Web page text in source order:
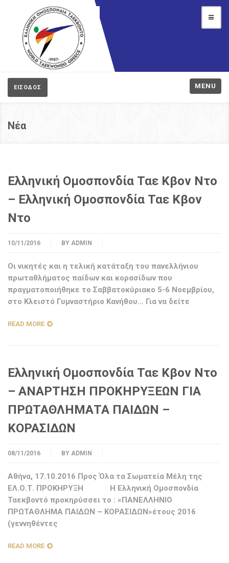
ΕΙΣΟΔΟΣ MENU
Νέα
Ελληνική Ομοσπονδία Ταε Κβον Ντο
– Ελληνική Ομοσπονδία Ταε Κβον
Ντο
10/11/2016 BY ADMIN
Οι νικητές και η τελική κατάταξη του πανελλήνιου
πρωταθλήματος παίδων και κορασίδων που
πραγματοποιήθηκε το Σαββατοκύριακο 5-6 Νοεμβρίου,
στο Κλειστό Γυμναστήριο Κανήθου… Για να δείτε
READ MORE
Ελληνική Ομοσπονδία Ταε Κβον Ντο
– ΑΝΑΡΤΗΣΗ ΠΡΟΚΗΡΥΞΕΩΝ ΓΙΑ
ΠΡΩΤΑΘΛΗΜΑΤΑ ΠΑΙΔΩΝ –
ΚΟΡΑΣΙΔΩΝ
08/11/2016 BY ADMIN
Αθήνα, 17.10.2016 Προς Όλα τα Σωματεία Μέλη της
ΕΛ.Ο.Τ. ΠΡΟΚΗΡΥΞΗ Η Ελληνική Ομοσπονδία
Ταεκβοντό προκηρύσσει το : «ΠΑΝΕΛΛΗΝΙΟ
ΠΡΩΤΑΘΛΗΜΑ ΠΑΙΔΩΝ – ΚΟΡΑΣΙΔΩΝ»έτους 2016
(γεννηθέντες
READ MORE